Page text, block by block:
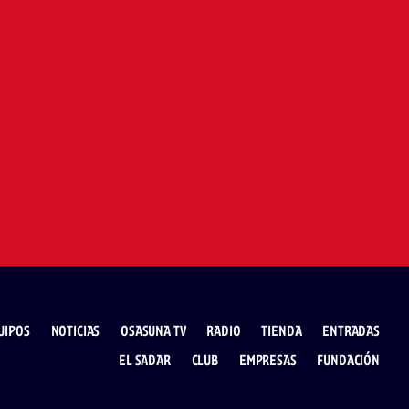
NOTICIAS OSASUNA TV RADIO TIENDA
ENTRADAS
EL SADAR
CLUB EMPRESAS FUNDACIÓN